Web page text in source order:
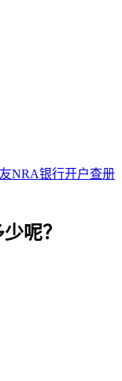
NRA银行开户查册
呢？